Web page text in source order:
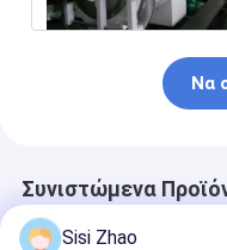
Να
Συνιστώμενα
Sisi Zhao